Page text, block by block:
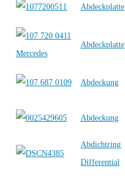
Abdeckplatte
Abdeckplatte
Abdeckung
Abdeckung
Abdichtring
Differential